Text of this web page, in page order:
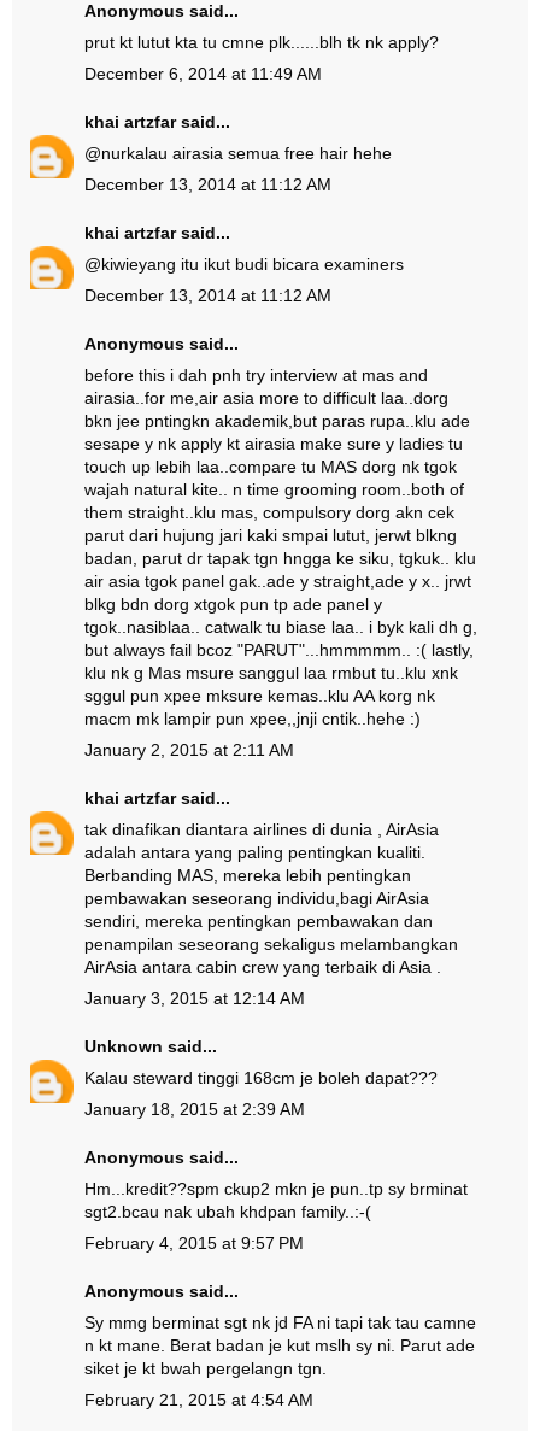
Anonymous said...
prut kt lutut kta tu cmne plk......blh tk nk apply?
December 6, 2014 at 11:49 AM
khai artzfarsaid...
@nurkalau airasia semua free hair hehe
December 13, 2014 at 11:12 AM
khai artzfarsaid...
@kiwieyang itu ikut budi bicara examiners
December 13, 2014 at 11:12 AM
Anonymous said...
before this i dah pnh try interview at mas and
airasia..for me,air asia more to difficult laa..dorg
bkn jee pntingkn akademik,but paras rupa..klu ade
sesape y nk apply kt airasia make sure y ladies tu
touch up lebih laa..compare tu MAS dorg nk tgok
wajah natural kite.. n time grooming room..both of
them straight..klu mas, compulsory dorg akn cek
parut dari hujung jari kaki smpai lutut, jerwt blkng
badan, parut dr tapak tgn hngga ke siku, tgkuk.. klu
air asia tgok panel gak..ade y straight,ade y x.. jrwt
blkg bdn dorg xtgok pun tp ade panel y
tgok..nasiblaa.. catwalk tu biase laa.. i byk kali dh g,
but always fail bcoz "PARUT"...hmmmmm.. :( lastly,
klu nk g Mas msure sanggul laa rmbut tu..klu xnk
sggul pun xpee mksure kemas..klu AA korg nk
macm mk lampir pun xpee,,jnji cntik..hehe :)
January 2, 2015 at 2:11 AM
khai artzfarsaid...
tak dinafikan diantara airlines di dunia , AirAsia
adalah antara yang paling pentingkan kualiti.
Berbanding MAS, mereka lebih pentingkan
pembawakan seseorang individu,bagi AirAsia
sendiri, mereka pentingkan pembawakan dan
penampilan seseorang sekaligus melambangkan
AirAsia antara cabin crew yang terbaik di Asia .
January 3, 2015 at 12:14 AM
Unknown said...
Kalau steward tinggi 168cm je boleh dapat???
January 18, 2015 at 2:39 AM
Anonymous said...
Hm...kredit??spm ckup2 mkn je pun..tp sy brminat
sgt2.bcau nak ubah khdpan family..:-(
February 4, 2015 at 9:57 PM
Anonymous said...
Sy mmg berminat sgt nk jd FA ni tapi tak tau camne
n kt mane. Berat badan je kut mslh sy ni. Parut ade
siket je kt bwah pergelangn tgn.
February 21, 2015 at 4:54 AM